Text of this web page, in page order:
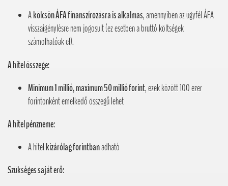
Akölcsön ÁFA finanszírozásra is alkalmas, amennyiben az ügyfél ÁFA
visszaigénylésre nem jogosult (ez esetben a bruttó költségek
számolhatóak el).
A hitel összege:
Minimum 1 millió, maximum 50 millió forint, ezek között 100 ezer
forintonként emelkedő összegű lehet
A hitel pénzneme:
A hitelkizárólag forintbanadható
Szükséges saját erő: